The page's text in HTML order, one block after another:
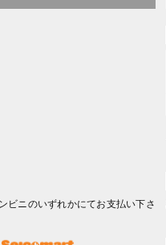
ビニのいずれかにてお支払い下さ